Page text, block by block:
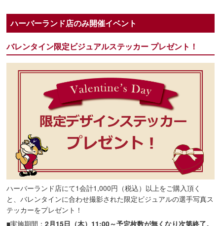
ハーバーランド店のみ開催イベント
バレンタイン限定ビジュアルステッカー プレゼント！
ハーバーランド店にて1会計1,000円（税込）以上をご購入頂く
と、バレンタインに合わせ撮影された限定ビジュアルの選手写真ス
テッカーをプレゼント！
■実施期間：2月15日（木）11:00～予定枚数が無くなり次第終了。